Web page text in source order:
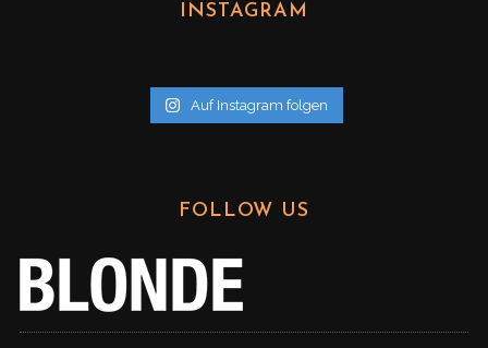
INSTAGRAM
Auf Instagram folgen
FOLLOW US